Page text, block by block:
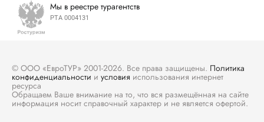
Мы в реестре турагентств
РТА 0004131
© ООО «ЕвроТУР» 2001-2026. Все права защищены. Политика
конфиденциальности и условия использования интернет
ресурса
Обращаем Ваше внимание на то, что вся размещённая на сайте
информация носит справочный характер и не является офертой.